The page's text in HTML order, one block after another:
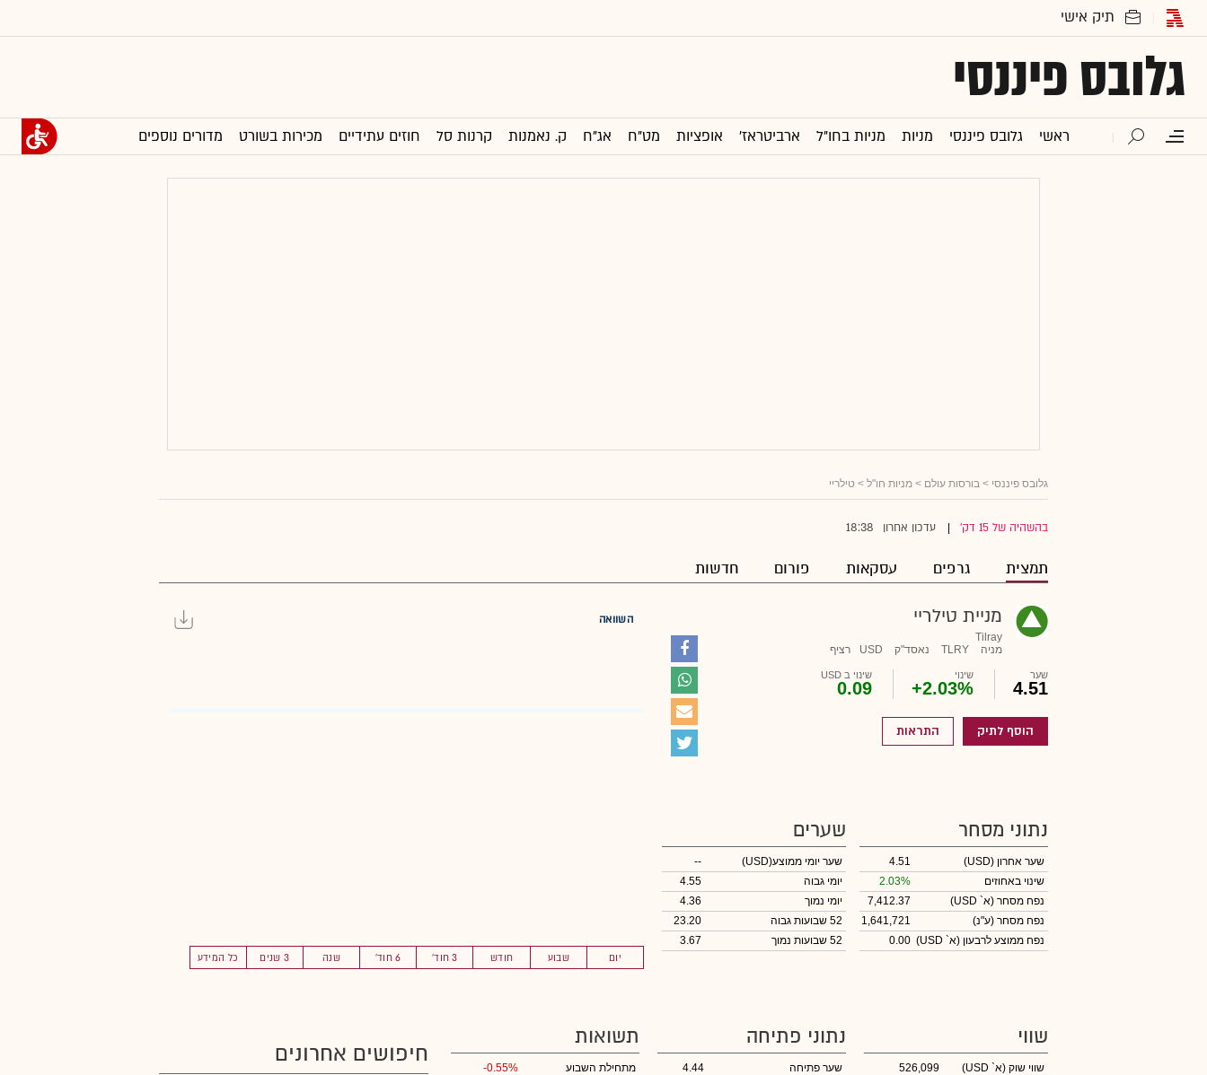
גלובס פיננסי
ראשי גלובס פיננסי מניות מניות בחו"ל ארביטראז' אופציות מט"ח אג"ח ק. נאמנות קרנות סל חוזים עתידיים מכירות בשורט מדורים נוספים
גלובס פיננסי > בורסות עולם > מניות חו"ל > טילריי
בהשהיה של 15 דק' עדכון אחרון 18:38
תמצית גרפים עסקאות פורום חדשות
מניית טילריי
Tilray
מניה
TLRY נאסד"ק USD רציף
שער
4.51
שינוי
+2.03%
שינוי ב USD
0.09
הוסף לתיק התראות
השוואה
יום שבוע חודש 3 חוד' 6 חוד' שנה 3 שנים כל המידע
נתוני מסחר
שער אחרון (USD)
4.51
שינוי באחוזים
2.03%
נפח מסחר (א` USD)
7,412.37
נפח מסחר (ע"נ)
1,641,721
נפח ממוצע לרבעון (א` USD)
0.00
שערים
שער יומי ממוצע(USD)
--
יומי גבוה
4.55
יומי נמוך
4.36
52 שבועות גבוה
23.20
52 שבועות נמוך
3.67
שווי
שווי שוק (א` USD)
526,099
נתוני פתיחה
שער פתיחה
4.44
תשואות
מתחילת השבוע
-0.55%
חיפושים אחרונים